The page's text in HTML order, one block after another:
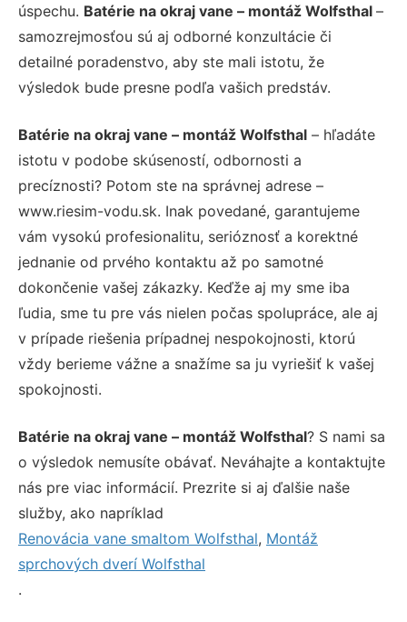
úspechu. Batérie na okraj vane – montáž Wolfsthal –
samozrejmosťou sú aj odborné konzultácie či
detailné poradenstvo, aby ste mali istotu, že
výsledok bude presne podľa vašich predstáv.
Batérie na okraj vane – montáž Wolfsthal – hľadáte
istotu v podobe skúseností, odbornosti a
precíznosti? Potom ste na správnej adrese –
www.riesim-vodu.sk. Inak povedané, garantujeme
vám vysokú profesionalitu, serióznosť a korektné
jednanie od prvého kontaktu až po samotné
dokončenie vašej zákazky. Keďže aj my sme iba
ľudia, sme tu pre vás nielen počas spolupráce, ale aj
v prípade riešenia prípadnej nespokojnosti, ktorú
vždy berieme vážne a snažíme sa ju vyriešiť k vašej
spokojnosti.
Batérie na okraj vane – montáž Wolfsthal? S nami sa
o výsledok nemusíte obávať. Neváhajte a kontaktujte
nás pre viac informácií. Prezrite si aj ďalšie naše
služby, ako napríklad
Renovácia vane smaltom Wolfsthal, Montáž
sprchových dverí Wolfsthal
.